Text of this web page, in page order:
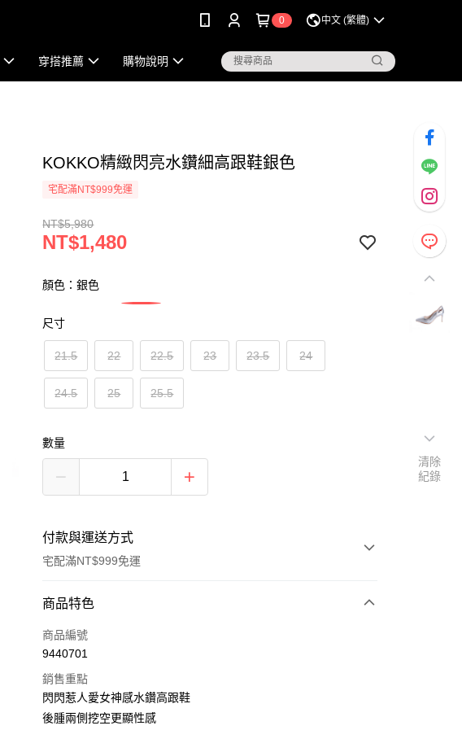
0 中文 (繁體)
穿搭推薦 購物說明
KOKKO精緻閃亮水鑽細高跟鞋銀色
宅配滿NT$999免運
NT$5,980
NT$1,480
顏色：銀色
尺寸
21.5 22 22.5 23 23.5 24
24.5 25 25.5
數量
付款與運送方式
宅配滿NT$999免運
付款方式
信用卡一次付款
Apple Pay
街口支付
商品特色
商品編號
9440701
銷售重點
閃閃惹人愛女神感水鑽高跟鞋
後腫兩側挖空更顯性感
清除
紀錄